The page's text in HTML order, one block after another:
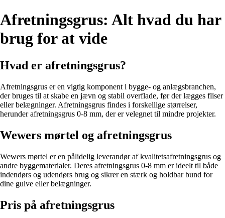
Afretningsgrus: Alt hvad du har
brug for at vide
Hvad er afretningsgrus?
Afretningsgrus er en vigtig komponent i bygge- og anlægsbranchen,
der bruges til at skabe en jævn og stabil overflade, før der lægges fliser
eller belægninger. Afretningsgrus findes i forskellige størrelser,
herunder afretningsgrus 0-8 mm, der er velegnet til mindre projekter.
Wewers mørtel og afretningsgrus
Wewers mørtel er en pålidelig leverandør af kvalitetsafretningsgrus og
andre byggematerialer. Deres afretningsgrus 0-8 mm er ideelt til både
indendørs og udendørs brug og sikrer en stærk og holdbar bund for
dine gulve eller belægninger.
Pris på afretningsgrus